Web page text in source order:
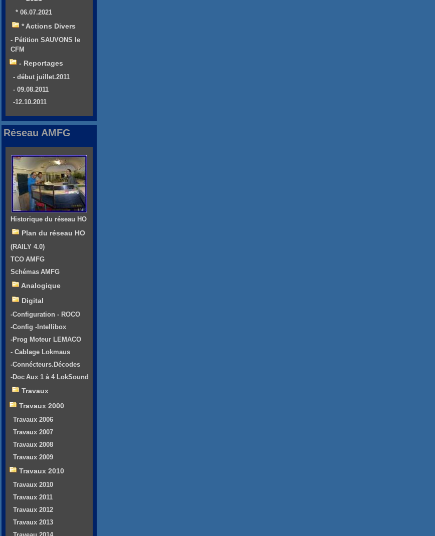
* 06.07.2021
* Actions Divers
- Pétition SAUVONS le
CFM
- Reportages
- début juillet.2011
- 09.08.2011
-12.10.2011
Réseau AMFG
Historique du réseau HO
Plan du réseau HO
(RAILY 4.0)
TCO AMFG
Schémas AMFG
Analogique
Digital
-Configuration - ROCO
-Config -Intellibox
-Prog Moteur LEMACO
- Cablage Lokmaus
-Connécteurs.Décodes
-Doc Aux 1 à 4 LokSound
Travaux
Travaux 2000
Travaux 2006
Travaux 2007
Travaux 2008
Travaux 2009
Travaux 2010
Travaux 2010
Travaux 2011
Travaux 2012
Travaux 2013